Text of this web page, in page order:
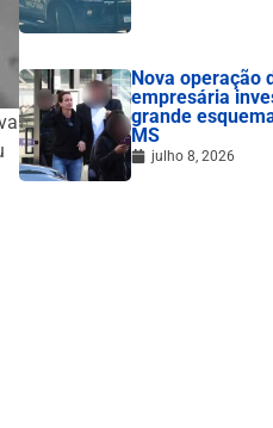
Nova operação
empresária
grande
MS
julho 8, 2026